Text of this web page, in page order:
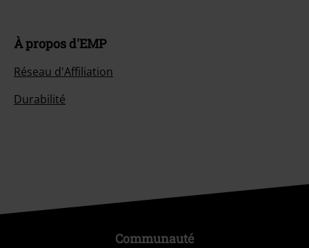
À propos d'EMP
Réseau d'Affiliation
Durabilité
Communauté